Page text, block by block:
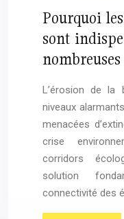
Pourquoi
sont
nombreuses
L’érosion de la
niveaux
menacées
crise
corridors
solution
connectivité des